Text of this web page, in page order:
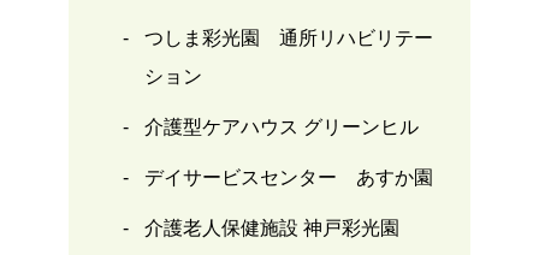
つしま彩光園 通所リハビリテー
ション
介護型ケアハウス グリーンヒル
デイサービスセンター あすか園
介護老人保健施設 神戸彩光園